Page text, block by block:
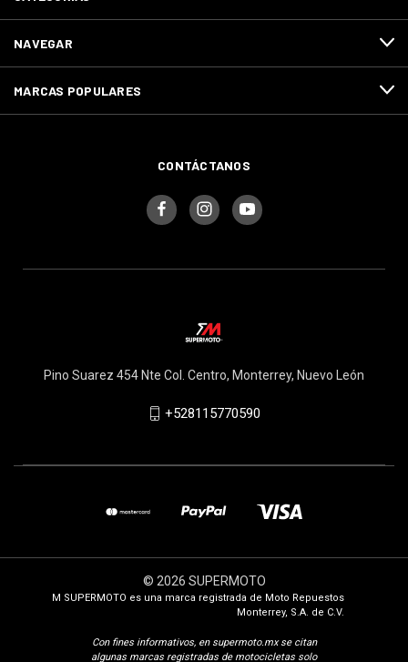
NAVEGAR
MARCAS POPULARES
CONTÁCTANOS
Pino Suarez 454 Nte Col. Centro, Monterrey, Nuevo León
+528115770590
© 2026 SUPERMOTO
M SUPERMOTO es una marca registrada de Moto Repuestos
Monterrey, S.A. de C.V.
Con fines informativos, en supermoto.mx se citan
algunas marcas registradas de motocicletas solo